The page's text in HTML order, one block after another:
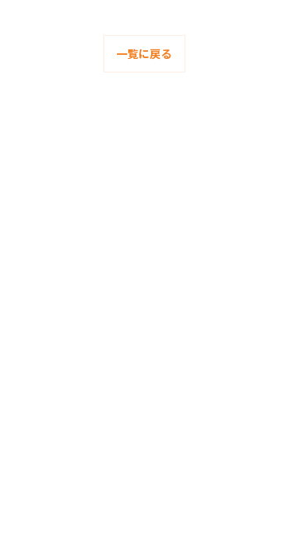
一覧に戻る